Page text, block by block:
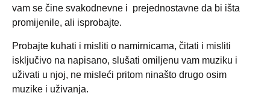
vam se čine svakodnevne i prejednostavne da bi išta
promijenile, ali isprobajte.
Probajte kuhati i misliti o namirnicama, čitati i misliti
isključivo na napisano, slušati omiljenu vam muziku i
uživati u njoj, ne misleći pritom ninašto drugo osim
muzike i uživanja.